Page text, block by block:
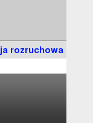
rozruchowa